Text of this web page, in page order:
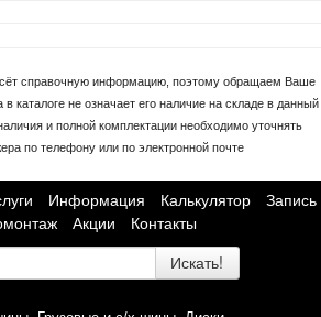
справочную информацию, поэтому обращаем Ваше
каталоге не означает его наличие на складе в данный
и полной комплектации необходимо уточнять
по телефону или по электронной почте
Информация Калькулятор
Запись
Акции Контакты
Искать!